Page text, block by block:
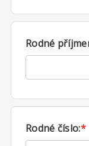
Rodné
Rodné číslo:*